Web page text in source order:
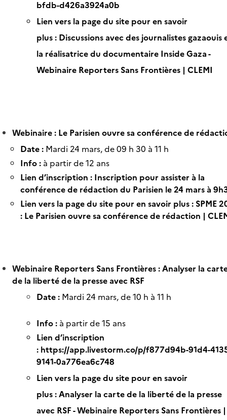
bfdb-d426a3924a0b
Lien vers la page du site pour en savoir
plus : Discussions avec des journalistes gazaouis
la réalisatrice du documentaire Inside Gaza -
Webinaire Reporters Sans Frontières | CLEMI
Webinaire : Le Parisien ouvre sa conférence de
Date : Mardi 24 mars, de 09 h 30 à 11 h
Info : à partir de 12 ans
Lien d’inscription : Inscription pour assister à la
conférence de rédaction du Parisien le 24 mars à
Lien vers la page du site pour en savoir plus :SPME
: Le Parisien ouvre sa conférence de rédaction |
Webinaire Reporters Sans Frontières : Analyser la
de la liberté de la presse avec RSF
Date : Mardi 24 mars, de 10 h à 11 h
Info : à partir de 15 ans
Lien d’inscription
: https://app.livestorm.co/p/f877d94b-91d4-
9141-0a776ea6c748
Lien vers la page du site pour en savoir
plus :Analyser la carte de la liberté de la presse
avec RSF - Webinaire Reporters Sans Frontières |